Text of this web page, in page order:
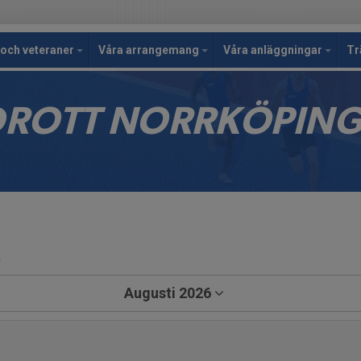
veteraner Våra arrangemang Våra anläggningar
Augusti 2026